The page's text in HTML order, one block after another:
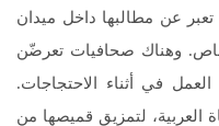
تعبر عن مطالبها داخل ميدان
وهناك صحافيات تعرضّن
في أثناء الاحتجاجات.
العربية، لتمزيق قميصها من